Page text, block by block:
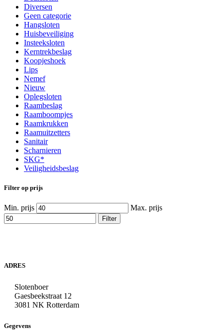
Diversen
Geen categorie
Hangsloten
Huisbeveiliging
Insteeksloten
Kerntrekbeslag
Koopjeshoek
Lips
Nemef
Nieuw
Oplegsloten
Raambeslag
Raamboompjes
Raamkrukken
Raamuitzetters
Sanitair
Scharnieren
SKG*
Veiligheidsbeslag
Filter op prijs
Min. prijs Max. prijs
Filter
ADRES
Slotenboer
Gaesbeekstraat 12
3081 NK Rotterdam
Gegevens